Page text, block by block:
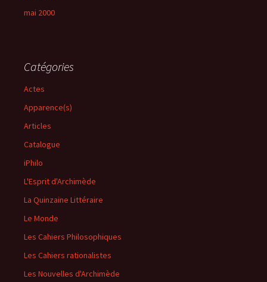
mai 2000
Catégories
Actes
Apparence(s)
Articles
Catalogue
iPhilo
L'Esprit d'Archimède
La Quinzaine Littéraire
Le Monde
Les Cahiers Philosophiques
Les Cahiers rationalistes
Les Nouvelles d'Archimède